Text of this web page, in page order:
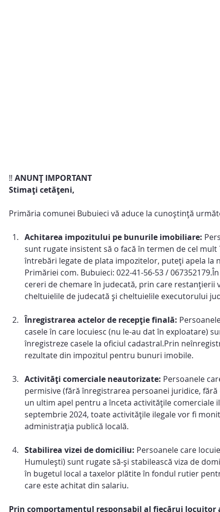
‼️ ANUNȚ IMPORTANT
Stimați cetățeni,
Primăria comunei Bubuieci vă aduce la cunoștință
Achitarea impozitului pe bunurile imobiliare:
sunt rugate insistent să o facă în termen de cel
întrebări legate de plata impozitelor, puteți apela
Primăriei com. Bubuieci: 022-41-56-53 /
cereri de chemare în judecată, prin care
cheltuielile de judecată și cheltuielile executorului
Înregistrarea actelor de recepție finală:
casele în care locuiesc (nu le-au dat în exploatare)
înregistreze casele la oficiul cadastral.Prin
rezultate din impozitul pentru bunuri imobile.
Activități comerciale neautorizate: Persoanele
permisive (fără înregistrarea persoanei juridice,
un ultim apel pentru a înceta activitățile comerciale
septembrie 2024, toate activitățile ilegale vor fi
administrația publică locală.
Stabilirea vizei de domiciliu: Persoanele care
Humulești) sunt rugate să-și stabilească viza de
în bugetul local a taxelor plătite în fondul rutier
care este achitat din salariu.
Prin comportamentul responsabil al fiecărui